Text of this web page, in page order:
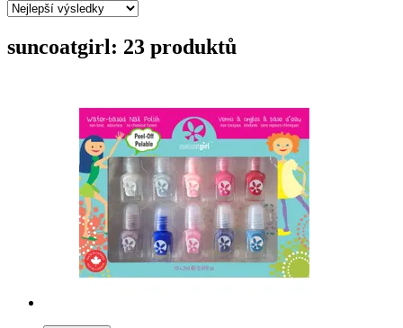
suncoatgirl: 23 produktů